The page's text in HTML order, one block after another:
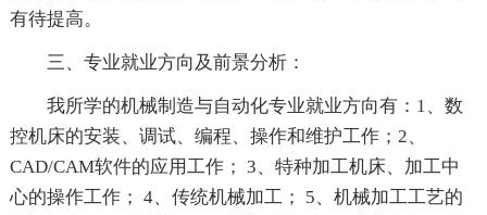
有待提高。
三、专业就业方向及前景分析：
我所学的机械制造与自动化专业就业方向有：1、数
控机床的安装、调试、编程、操作和维护工作；2、
CAD/CAM软件的应用工作； 3、特种加工机床、加工中
心的操作工作； 4、传统机械加工； 5、机械加工工艺的